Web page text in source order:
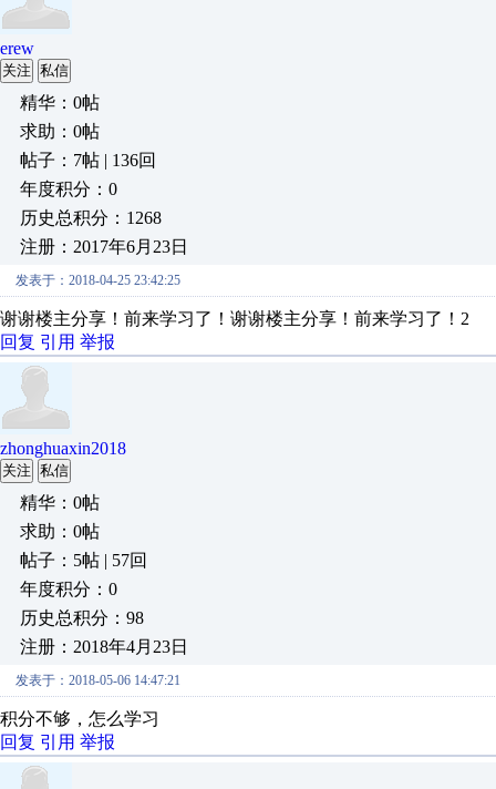
erew
关注 私信
精华：0帖
求助：0帖
帖子：7帖 | 136回
年度积分：0
历史总积分：1268
注册：2017年6月23日
发表于：2018-04-25 23:42:25
谢谢楼主分享！前来学习了！谢谢楼主分享！前来学习了！2
回复 引用 举报
zhonghuaxin2018
关注 私信
精华：0帖
求助：0帖
帖子：5帖 | 57回
年度积分：0
历史总积分：98
注册：2018年4月23日
发表于：2018-05-06 14:47:21
积分不够，怎么学习
回复 引用 举报